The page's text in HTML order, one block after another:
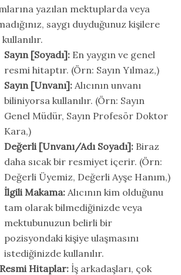
yazılan mektuplarda veya
saygı duyduğunuz kişilere
Sayın [Soyadı]:En yaygın ve genel
resmi hitaptır. (Örn: Sayın Yılmaz,)
Sayın [Unvanı]:Alıcının unvanı
biliniyorsa kullanılır. (Örn: Sayın
Genel Müdür, Sayın Profesör Doktor
Kara,)
Değerli [Unvanı/Adı Soyadı]:Biraz
daha sıcak bir resmiyet içerir. (Örn:
Değerli Üyemiz, Değerli Ayşe Hanım,)
İlgili Makama:Alıcının kim olduğunu
tam olarak bilmediğinizde veya
mektubunuzun belirli bir
pozisyondaki kişiye ulaşmasını
istediğinizde kullanılır.
Hitaplar:İş arkadaşları, çok